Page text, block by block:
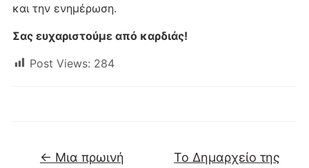
και την ενημέρωση.
Σας ευχαριστούμε από καρδιάς!
Post Views: 284
← Μια πρωινή
Το Δημαρχείο της